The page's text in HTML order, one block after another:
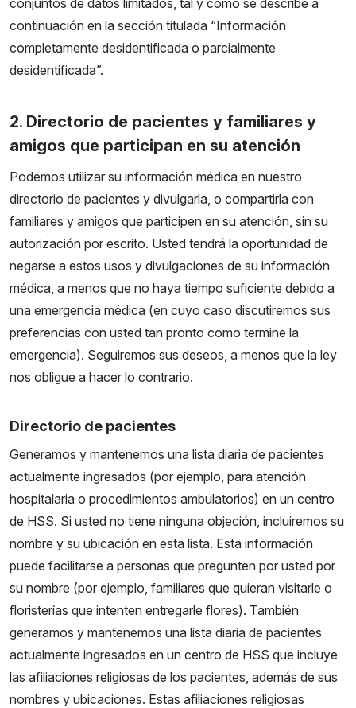
conjuntos de datos limitados, tal y como se describe a
continuación en la sección titulada “Información
completamente desidentificada o parcialmente
desidentificada”.
2. Directorio de pacientes y familiares y
amigos que participan en su atención
Podemos utilizar su información médica en nuestro
directorio de pacientes y divulgarla, o compartirla con
familiares y amigos que participen en su atención, sin su
autorización por escrito. Usted tendrá la oportunidad de
negarse a estos usos y divulgaciones de su información
médica, a menos que no haya tiempo suficiente debido a
una emergencia médica (en cuyo caso discutiremos sus
preferencias con usted tan pronto como termine la
emergencia). Seguiremos sus deseos, a menos que la ley
nos obligue a hacer lo contrario.
Directorio de pacientes
Generamos y mantenemos una lista diaria de pacientes
actualmente ingresados (por ejemplo, para atención
hospitalaria o procedimientos ambulatorios) en un centro
de HSS. Si usted no tiene ninguna objeción, incluiremos su
nombre y su ubicación en esta lista. Esta información
puede facilitarse a personas que pregunten por usted por
su nombre (por ejemplo, familiares que quieran visitarle o
floristerías que intenten entregarle flores). También
generamos y mantenemos una lista diaria de pacientes
actualmente ingresados en un centro de HSS que incluye
las afiliaciones religiosas de los pacientes, además de sus
nombres y ubicaciones. Estas afiliaciones religiosas